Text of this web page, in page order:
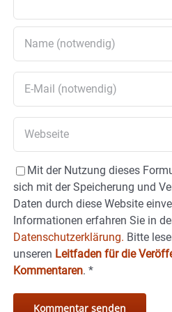
Mit der Nutzung dieses
sich mit der Speicherung und
Daten durch diese Website
Informationen erfahren Sie in
Datenschutzerklärung. Bitte
unseren Leitfaden für die
Kommentaren. *